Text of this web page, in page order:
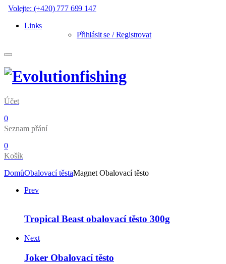
Volejte: (+420) 777 699 147
Links
Přihlásit se / Registrovat
Účet
0
Seznam přání
0
Košík
DomůObalovací těstaMagnet Obalovací těsto
Prev
Tropical Beast obalovací těsto 300g
Next
Joker Obalovací těsto